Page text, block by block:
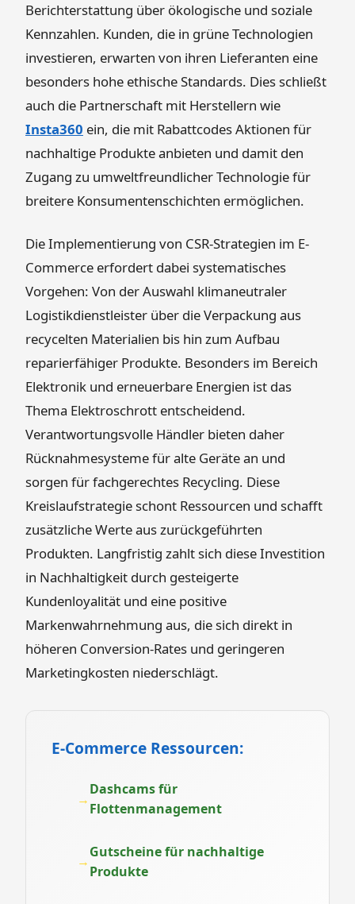
Berichterstattung über ökologische und soziale
Kennzahlen. Kunden, die in grüne Technologien
investieren, erwarten von ihren Lieferanten eine
besonders hohe ethische Standards. Dies schließt
auch die Partnerschaft mit Herstellern wie
Insta360 ein, die mit Rabattcodes Aktionen für
nachhaltige Produkte anbieten und damit den
Zugang zu umweltfreundlicher Technologie für
breitere Konsumentenschichten ermöglichen.
Die Implementierung von CSR-Strategien im E-
Commerce erfordert dabei systematisches
Vorgehen: Von der Auswahl klimaneutraler
Logistikdienstleister über die Verpackung aus
recycelten Materialien bis hin zum Aufbau
reparierfähiger Produkte. Besonders im Bereich
Elektronik und erneuerbare Energien ist das
Thema Elektroschrott entscheidend.
Verantwortungsvolle Händler bieten daher
Rücknahmesysteme für alte Geräte an und
sorgen für fachgerechtes Recycling. Diese
Kreislaufstrategie schont Ressourcen und schafft
zusätzliche Werte aus zurückgeführten
Produkten. Langfristig zahlt sich diese Investition
in Nachhaltigkeit durch gesteigerte
Kundenloyalität und eine positive
Markenwahrnehmung aus, die sich direkt in
höheren Conversion-Rates und geringeren
Marketingkosten niederschlägt.
E-Commerce Ressourcen:
Dashcams für
Flottenmanagement
Gutscheine für nachhaltige
Produkte